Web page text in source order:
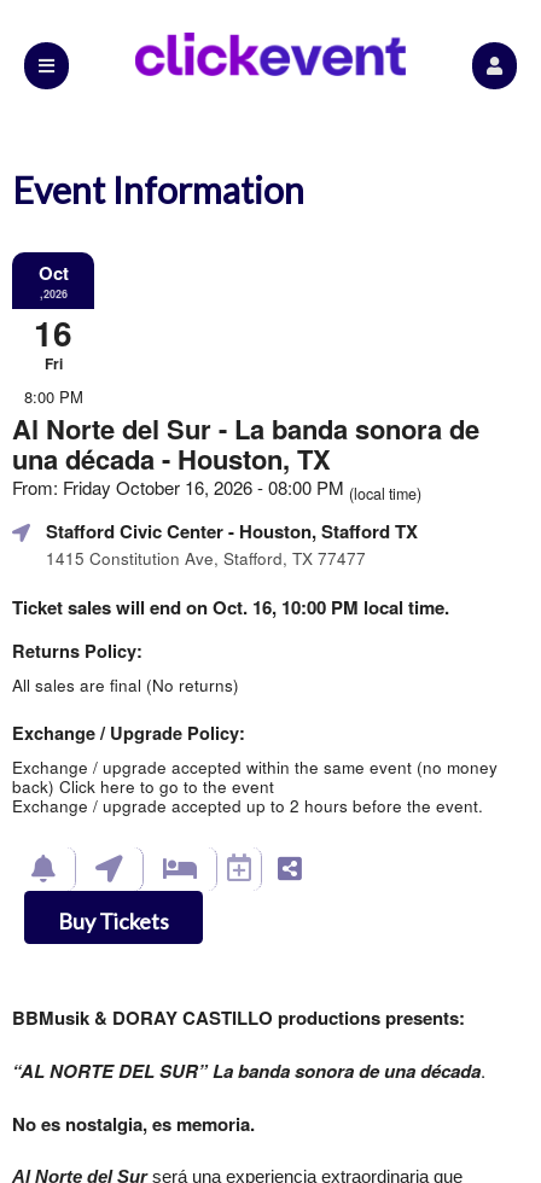
Event Information
Oct
,2026
16
Fri
8:00 PM
Al Norte del Sur - La banda sonora de
una década - Houston, TX
From: Friday October 16, 2026 - 08:00 PM (local time)
Stafford Civic Center- Houston, Stafford TX
1415 Constitution Ave, Stafford, TX 77477
Ticket sales will end on Oct. 16, 10:00 PM local time.
Returns Policy:
All sales are final (No returns)
Exchange / Upgrade Policy:
Exchange / upgrade accepted within the same event (no money
back) Click here to go to the event
Exchange / upgrade accepted up to 2 hours before the event.
Buy Tickets
BBMusik & DORAY CASTILLO productions presents:
“AL NORTE DEL SUR” La banda sonora de una década.
No es nostalgia, es memoria.
Al Norte del Surserá una experiencia extraordinaria que